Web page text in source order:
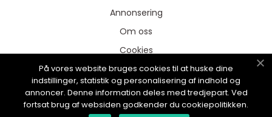
Annonsering
Om oss
Cookies
Kontakta oss
Sitemap
På vores website bruges cookies til at huske dine
indstillinger, statistik og personalisering af indhold og
annoncer. Denne information deles med tredjepart. Ved
fortsat brug af websiden godkender du cookiepolitikken.